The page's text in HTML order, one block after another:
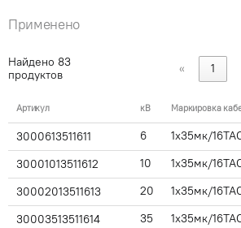
Применено
Найдено 83
продуктов
« 1
Артикул кВ Маркировка
3000613511611 6 1x35мк/
30001013511612 10 1x35мк/
30002013511613 20 1x35мк/
30003513511614 35 1x35мк/